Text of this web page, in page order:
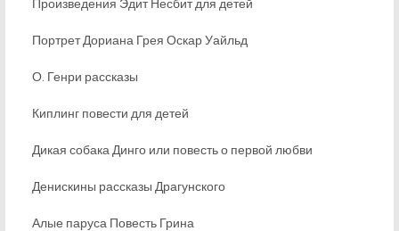
Произведения Эдит Несбит для детей
Портрет Дориана Грея Оскар Уайльд
О. Генри рассказы
Киплинг повести для детей
Дикая собака Динго или повесть о первой любви
Денискины рассказы Драгунского
Алые паруса Повесть Грина